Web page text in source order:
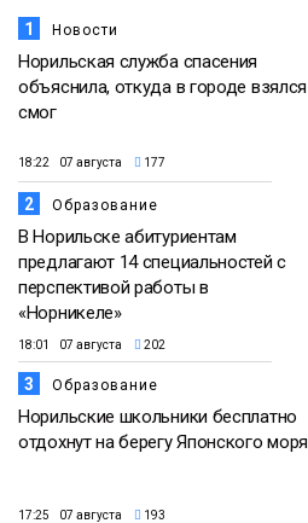
1 Новости
Норильская служба спасения
объяснила, откуда в городе взялся
смог
18:22 07 августа 177
2 Образование
В Норильске абитуриентам
предлагают 14 специальностей с
перспективой работы в
«Норникеле»
18:01 07 августа 202
3 Образование
Норильские школьники бесплатно
отдохнут на берегу Японского моря
17:25 07 августа 193